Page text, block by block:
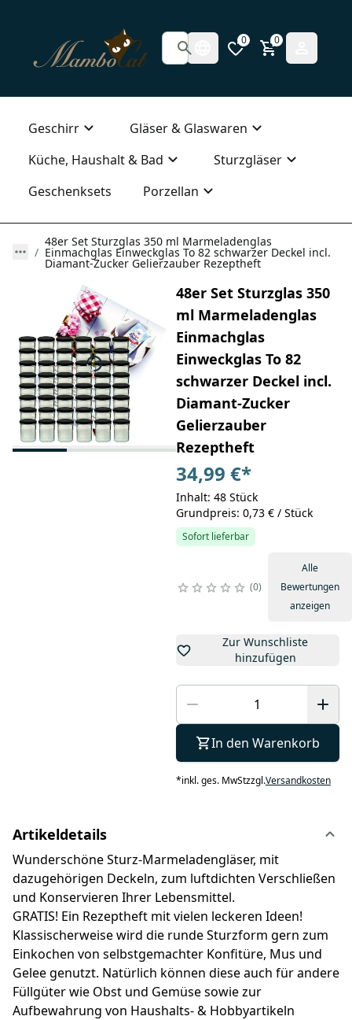
0 0
Geschirr
Gläser & Glaswaren
Küche, Haushalt & Bad
Sturzgläser
Geschenksets
Porzellan
48er Set Sturzglas 350 ml Marmeladenglas
Einmachglas Einweckglas To 82 schwarzer Deckel incl.
Diamant-Zucker Gelierzauber Rezeptheft
48er Set Sturzglas 350
ml Marmeladenglas
Einmachglas
Einweckglas To 82
schwarzer Deckel incl.
Diamant-Zucker
Gelierzauber
Rezeptheft
34,99 €*
Inhalt: 48 Stück
Grundpreis: 0,73 € / Stück
Sofort lieferbar
0
Alle
Bewertungen
anzeigen
Zur Wunschliste
hinzufügen
In den Warenkorb
*inkl. ges. MwStzzgl.Versandkosten
Artikeldetails
Wunderschöne Sturz-Marmeladengläser, mit
dazugehörigen Deckeln, zum luftdichten Verschließen
und Konservieren Ihrer Lebensmittel.
GRATIS! Ein Rezeptheft mit vielen leckeren Ideen!
Klassischerweise wird die runde Sturzform gern zum
Einkochen von selbstgemachter Konfitüre, Mus und
Gelee genutzt. Natürlich können diese auch für andere
Füllgüter wie Obst und Gemüse sowie zur
Aufbewahrung von Haushalts- & Hobbyartikeln